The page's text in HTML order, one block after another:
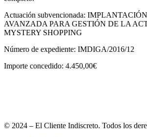
Actuación subvencionada:
AVANZADA PARA GESTIÓN DE LA
MYSTERY SHOPPING
Número de expediente: IMDIGA/2016/12
Importe concedido: 4.450,00€
© 2024 – El Cliente Indiscreto. Todos los